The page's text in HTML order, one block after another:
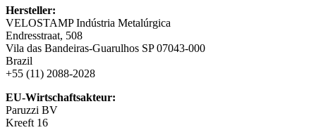
Hersteller:
VELOSTAMP Indústria Metalúrgica
Endresstraat, 508
Vila das Bandeiras-Guarulhos SP 07043-000
Brazil
+55 (11) 2088-2028
EU-Wirtschaftsakteur:
Paruzzi BV
Kreeft 16